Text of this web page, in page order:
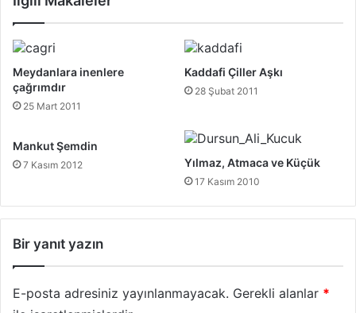
Meydanlara inenlere
çağrımdır
25 Mart 2011
Kaddafi Çiller Aşkı
28 Şubat 2011
Mankut Şemdin
7 Kasım 2012 Yılmaz, Atmaca ve Küçük
17 Kasım 2010
Bir yanıt yazın
E-posta adresiniz yayınlanmayacak. Gerekli alanlar *